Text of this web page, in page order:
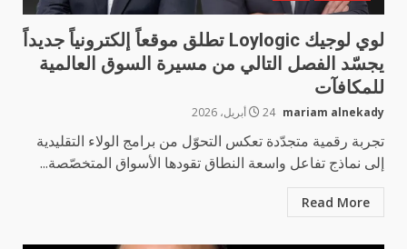
لوي لوجيك Loylogic تطلق موقعاً إلكترونياً جديداً
يجسّد الفصل التالي من مسيرة السوق العالمية
للمكافآت
mariam alnekady 24 أبريل، 2026
تجربة رقمية متجدّدة تعكس التحوّل من برامج الولاء التقليدية
إلى نماذج تفاعل واسعة النطاق تقودها الأسواق المتخصّصة...
Read More